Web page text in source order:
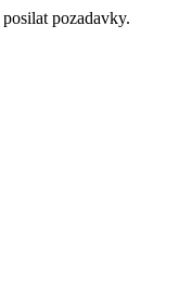
pozadavky.